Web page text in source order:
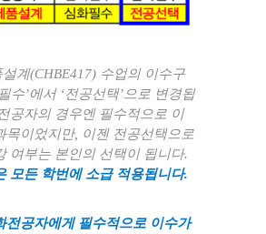
설계(CHBE417) 수업의 이수구
수’에서 ‘전공선택’으로 변경됩
공자의 경우엔 필수적으로 이
목이었지만, 이젠 전공선택으로
여부는 본인의 선택이 됩니다.
모든 학번에 소급 적용됩니다.
전공자에게 필수적으로 이수가